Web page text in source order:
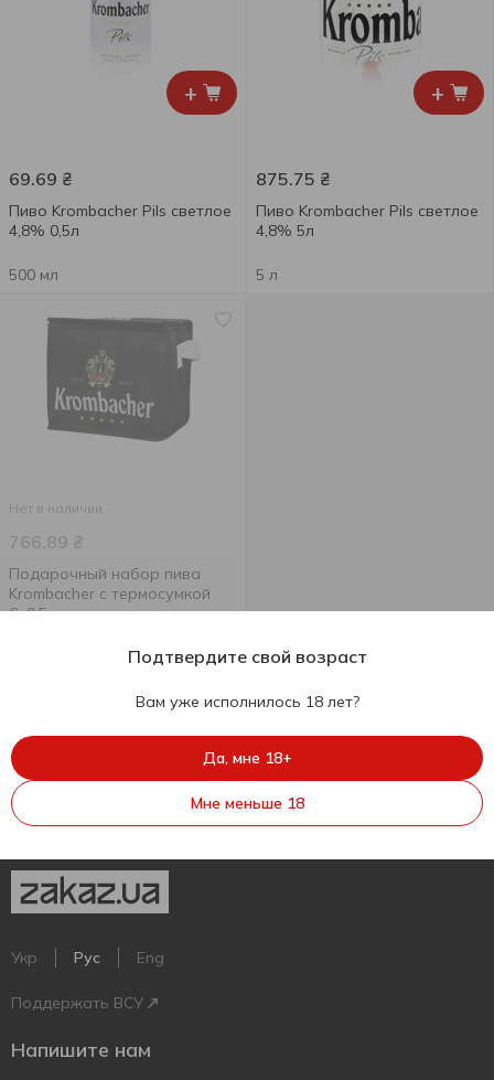
+
69.69 ₴
Пиво Krombacher Pils светлое
4,8% 0,5л
500 мл
+
875.75 ₴
Пиво Krombacher Pils светлое
4,8% 5л
5 л
Нет в наличии
766.89 ₴
Подарочный набор пива
Krombacher с термосумкой
6х0,5л
Укр Рус Eng
Поддержать ВСУ
Напишите нам
Подтвердите свой возраст
Вам уже исполнилось 18 лет?
Да, мне 18+
Мне меньше 18